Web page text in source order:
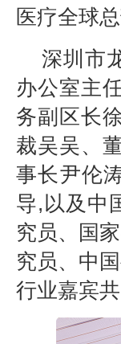
医疗全球
深圳市
办公室主
务副区长
裁吴吴、
事长尹伦
导,以及中
究员、国
究员、中
行业嘉宾